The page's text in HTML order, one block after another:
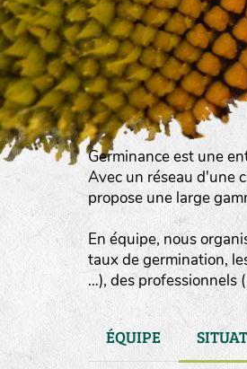
Germinance est une
Avec un réseau d'une
propose une large
En équipe, nous
taux de germination,
…), des professionnels
ÉQUIPE